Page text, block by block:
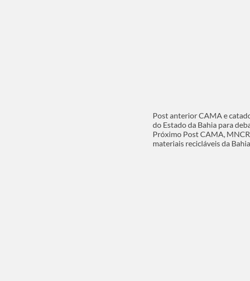
PostanteriorCAMA e
do Estado da Bahia para
Próximo PostCAMA,
materiais recicláveis da Bahia